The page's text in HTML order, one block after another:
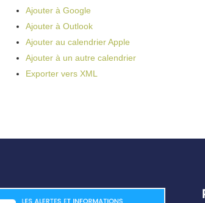
Ajouter à Google
Ajouter à Outlook
Ajouter au calendrier Apple
Ajouter à un autre calendrier
Exporter vers XML